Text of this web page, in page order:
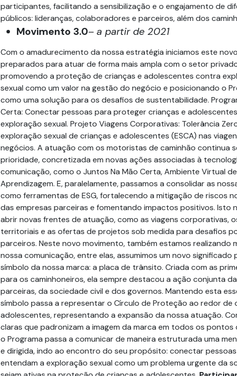
participantes, facilitando a sensibilização e o engajamento de
públicos: lideranças, colaboradores e parceiros, além dos
Movimento 3.0– a partir de 2021
Com o amadurecimento da nossa estratégia iniciamos este
preparados para atuar de forma mais ampla com o setor
promovendo a proteção de crianças e adolescentes contra
sexual como um valor na gestão do negócio e posicionando o
como uma solução para os desafios de sustentabilidade.
Certa: Conectar pessoas para proteger crianças e
exploração sexual. Projeto Viagens Corporativas: Tolerância
exploração sexual de crianças e adolescentes (ESCA) nas
negócios. A atuação com os motoristas de caminhão continua
prioridade, concretizada em novas ações associadas à
comunicação, como o Juntos Na Mão Certa, Ambiente Virtual de
Aprendizagem. E, paralelamente, passamos a consolidar as
como ferramentas de ESG, fortalecendo a mitigação de riscos
das empresas parceiras e fomentando impactos positivos. Isto
abrir novas frentes de atuação, como as viagens corporativas,
territoriais e as ofertas de projetos sob medida para desafios
parceiros. Neste novo movimento, também estamos realizando
nossa comunicação, entre elas, assumimos um novo significado
símbolo da nossa marca: a placa de trânsito. Criada com as
para os caminhoneiros, ela sempre destacou a ação conjunta
parceiras, da sociedade civil e dos governos. Mantendo esta
símbolo passa a representar o Círculo de Proteção ao redor de
adolescentes, representando a expansão da nossa atuação.
claras que padronizam a imagem da marca em todos os
o Programa passa a comunicar de maneira estruturada uma
e dirigida, indo ao encontro do seu propósito: conectar
entendam a exploração sexual como um problema urgente da